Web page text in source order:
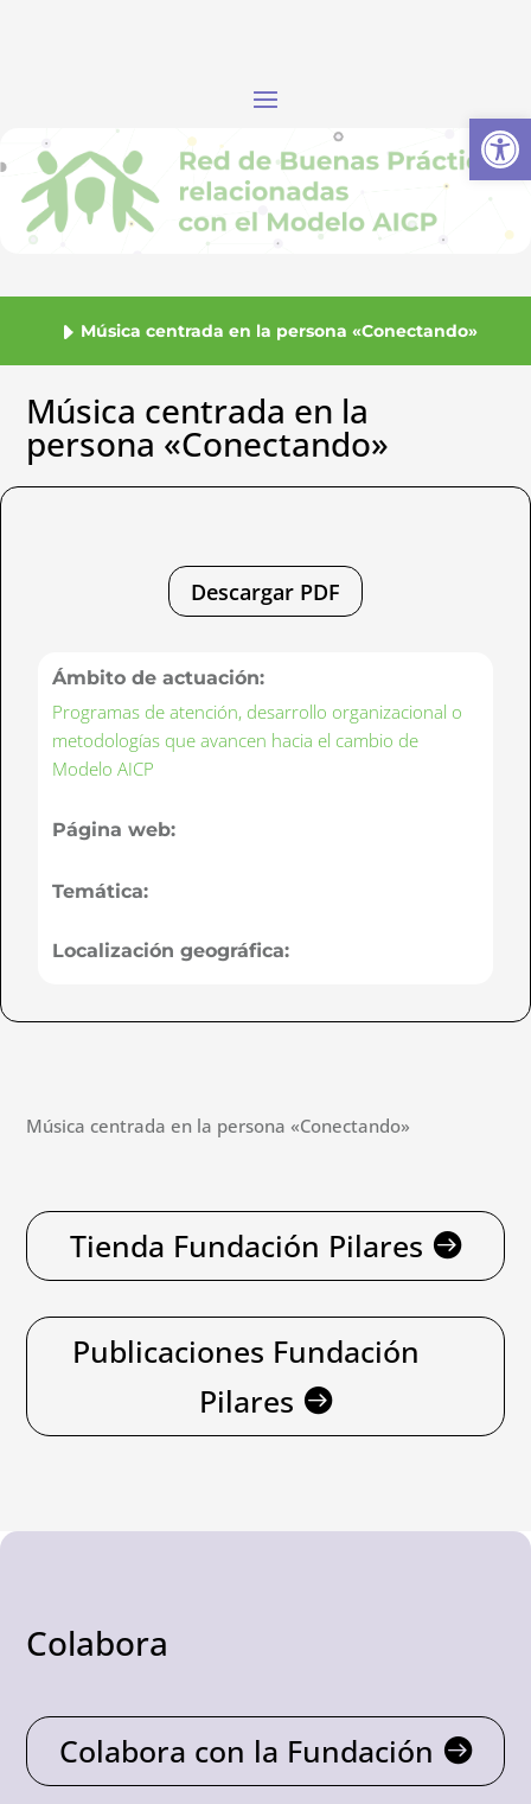
Música centrada en la persona «Conectando»
Música centrada en la
persona «Conectando»
Descargar PDF
Ámbito de actuación:
Programas de atención, desarrollo organizacional o
metodologías que avancen hacia el cambio de
Modelo AICP
Página web:
Temática:
Localización geográfica:
Música centrada en la persona «Conectando»
Tienda Fundación Pilares
Publicaciones Fundación
Pilares
Colabora
Colabora con la Fundación